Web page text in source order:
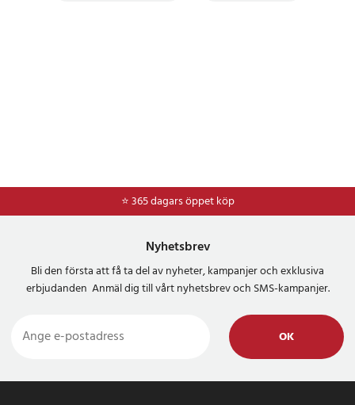
⭐ 365 dagars öppet köp
⭐Frakt 49kr *
Nyhetsbrev
Bli den första att få ta del av nyheter, kampanjer och exklusiva
erbjudanden Anmäl dig till vårt nyhetsbrev och SMS-kampanjer.
OK